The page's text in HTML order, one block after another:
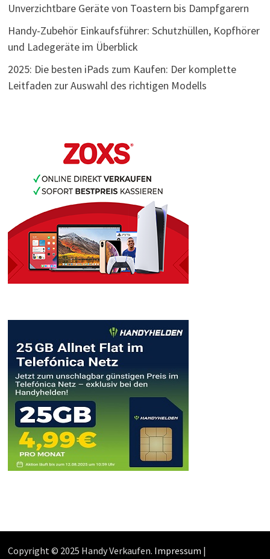
Unverzichtbare Geräte von Toastern bis Dampfgarern
Handy-Zubehör Einkaufsführer: Schutzhüllen, Kopfhörer
und Ladegeräte im Überblick
2025: Die besten iPads zum Kaufen: Der komplette
Leitfaden zur Auswahl des richtigen Modells
Copyright © 2025 Handy Verkaufen. Impressum |